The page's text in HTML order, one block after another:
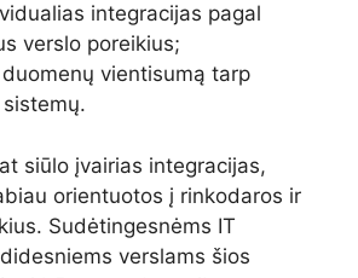
integracijas pagal
verslo poreikius;
vientisumą tarp
siūlo įvairias integracijas,
orientuotos į rinkodaros ir
Sudėtingesnėms IT
verslams šios